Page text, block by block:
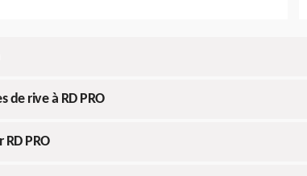
de rive à RD PRO
PRO